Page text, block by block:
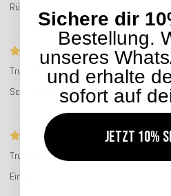
Rücksendeschein gibt, war etwas
Schöne Kissen
Trusted Shops Bewertung
Service-
Schöne Kissen! Schnell geliefert!
Ein perfekter
Trusted Shops Bewertung
Ein perfekter Kundenservice! Ganz
Sichere dir
Bestellung.
unseres
und erhalte
sofort auf
Jetzt 10%